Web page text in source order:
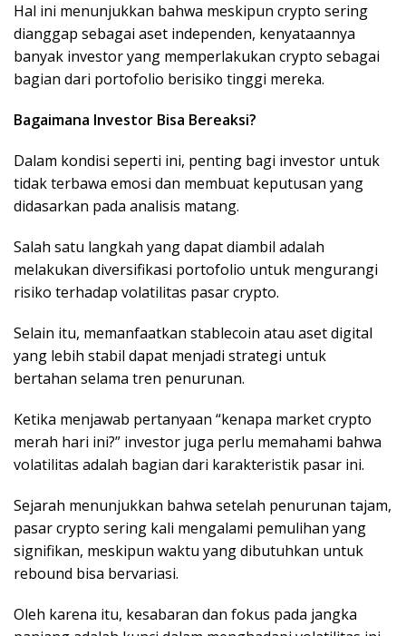
Hal ini menunjukkan bahwa meskipun crypto sering
dianggap sebagai aset independen, kenyataannya
banyak investor yang memperlakukan crypto sebagai
bagian dari portofolio berisiko tinggi mereka.
Bagaimana Investor Bisa Bereaksi?
Dalam kondisi seperti ini, penting bagi investor untuk
tidak terbawa emosi dan membuat keputusan yang
didasarkan pada analisis matang.
Salah satu langkah yang dapat diambil adalah
melakukan diversifikasi portofolio untuk mengurangi
risiko terhadap volatilitas pasar crypto.
Selain itu, memanfaatkan stablecoin atau aset digital
yang lebih stabil dapat menjadi strategi untuk
bertahan selama tren penurunan.
Ketika menjawab pertanyaan “kenapa market crypto
merah hari ini?” investor juga perlu memahami bahwa
volatilitas adalah bagian dari karakteristik pasar ini.
Sejarah menunjukkan bahwa setelah penurunan tajam,
pasar crypto sering kali mengalami pemulihan yang
signifikan, meskipun waktu yang dibutuhkan untuk
rebound bisa bervariasi.
Oleh karena itu, kesabaran dan fokus pada jangka